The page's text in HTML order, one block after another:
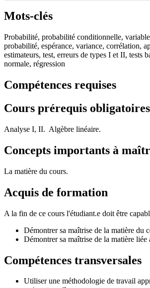
Mots-clés
Probabilité, probabilité conditionnelle,
probabilité, espérance, variance, corrélation,
estimateurs, test, erreurs de types I et II, tests
normale, régression
Compétences requises
Cours prérequis obligatoires
Analyse I, II. Algèbre linéaire.
Concepts importants à
La matière du cours.
Acquis de formation
A la fin de ce cours l'étudiant.e doit être
Démontrer sa maîtrise de la matière du
Démontrer sa maîtrise de la matière liée
Compétences transversales
Utiliser une méthodologie de travail